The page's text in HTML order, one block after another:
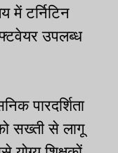
में टर्निटिन
उपलब्ध
पारदर्शिता
सख्ती से लागू